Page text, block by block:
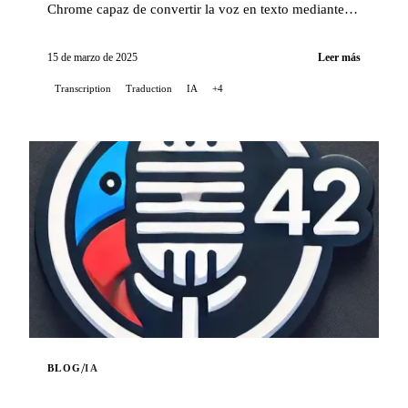
Chrome capaz de convertir la voz en texto mediante la
traducción en tiempo real...
15 de marzo de 2025 Leer más
Transcription Traduction IA +4
BLOG/IA